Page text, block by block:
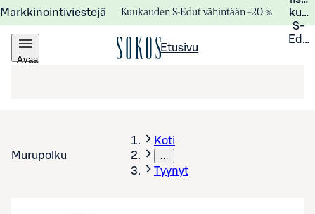
Markkinointiviestejä Kuukauden S-Edut vähintään –20 %
S-
Avaa
Etusivu
Murupolku
Koti
…
Tyynyt